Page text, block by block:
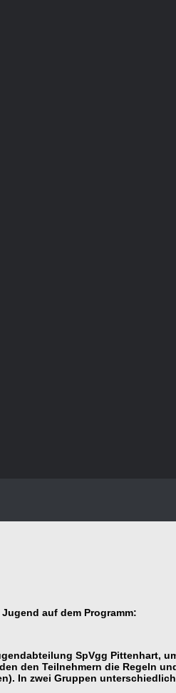
auf dem Programm:
SpVgg Pittenhart,
den Teilnehmern die Regeln
In zwei Gruppen